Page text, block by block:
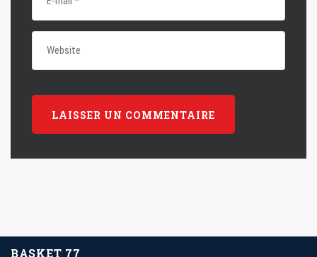
BASKET 77